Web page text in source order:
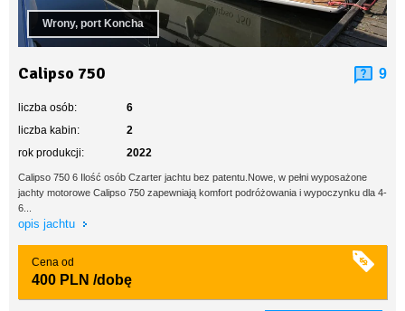
Wrony, port Koncha
Calipso 750 9
liczba osób:
6
liczba kabin:
2
rok produkcji:
2022
Calipso 750 6 Ilość osób Czarter jachtu bez patentu.Nowe, w pełni wyposażone
jachty motorowe Calipso 750 zapewniają komfort podróżowania i wypoczynku dla 4-
6...
opis jachtu
Cena od
400 PLN /dobę